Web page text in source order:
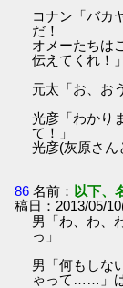
コナン「バカ
だ！
オメーたちは
伝えてくれ！」
元太「お、お
光彦「わかり
て！」
光彦(灰原さ
86 名前： 以下、
稿日：2013/05/
男「わ、わ
っ」
男「何もしな
ゃって……」